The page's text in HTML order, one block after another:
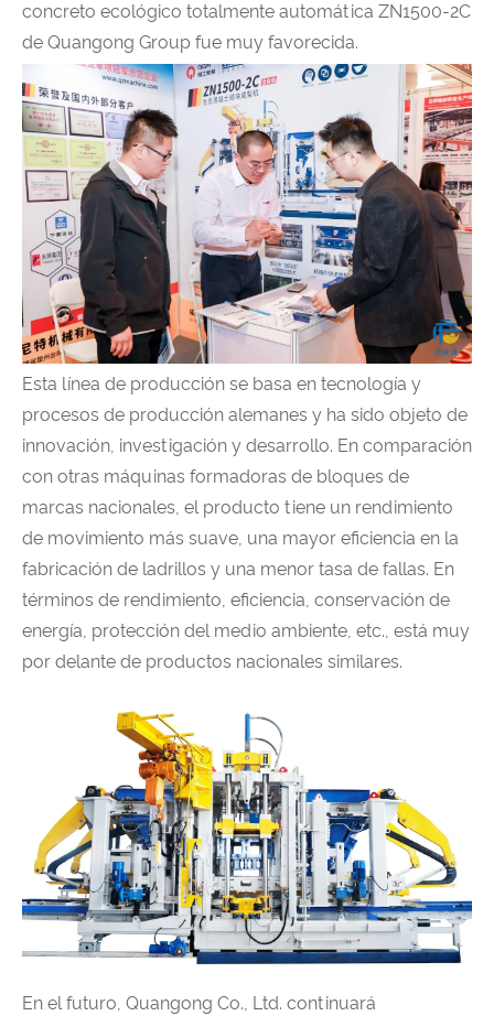
concreto ecológico totalmente automática ZN1500-2C
de Quangong Group fue muy favorecida.
Esta línea de producción se basa en tecnología y
procesos de producción alemanes y ha sido objeto de
innovación, investigación y desarrollo. En comparación
con otras máquinas formadoras de bloques de
marcas nacionales, el producto tiene un rendimiento
de movimiento más suave, una mayor eficiencia en la
fabricación de ladrillos y una menor tasa de fallas. En
términos de rendimiento, eficiencia, conservación de
energía, protección del medio ambiente, etc., está muy
por delante de productos nacionales similares.
En el futuro, Quangong Co., Ltd. continuará